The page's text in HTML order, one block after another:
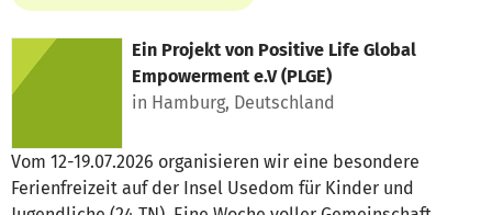
Ein Projekt von Positive Life Global
Empowerment e.V (PLGE)
in Hamburg, Deutschland
Vom 12-19.07.2026 organisieren wir eine besondere
Ferienfreizeit auf der Insel Usedom für Kinder und